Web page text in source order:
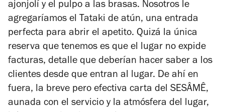
ajonjolí y el pulpo a las brasas. Nosotros le
agregaríamos el Tataki de atún, una entrada
perfecta para abrir el apetito. Quizá la única
reserva que tenemos es que el lugar no expide
facturas, detalle que deberían hacer saber a los
clientes desde que entran al lugar. De ahí en
fuera, la breve pero efectiva carta del SESÂMÊ,
aunada con el servicio y la atmósfera del lugar,